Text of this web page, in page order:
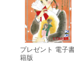
プレゼント 電子
籍版